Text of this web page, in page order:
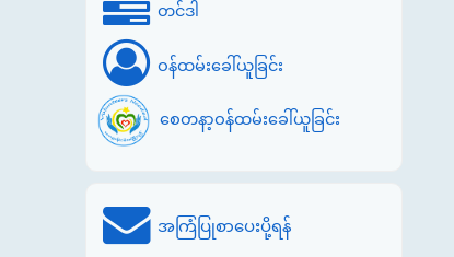
တင်ဒါ
ဝန်ထမ်းခေါ်ယူခြင်း
စေတနာ့ဝန်ထမ်းခေါ်ယူခြင်း
အကြံပြုစာပေးပို့ရန်